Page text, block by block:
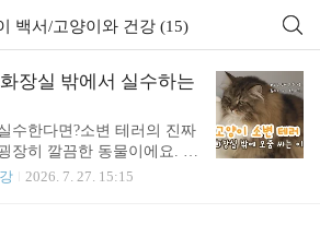
백서/고양이와 건강 (15)
장실 밖에서 실수하는
수한다면?소변 테러의 진짜
장히 깔끔한 동물이에요. 화
하는 일은 거의 없습니다.
2026. 7. 27. 15:15